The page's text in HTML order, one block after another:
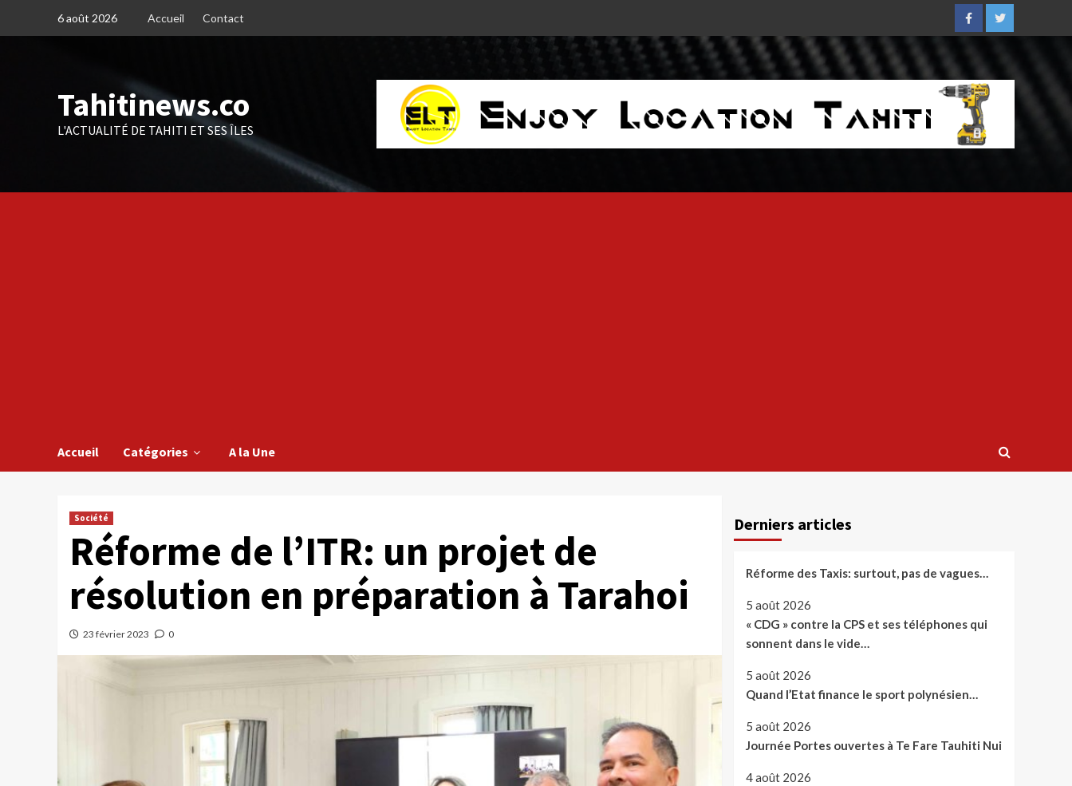
6 août 2026 Accueil Contact
FacebookTwitter
Tahitinews.co
L'ACTUALITÉ DE TAHITI ET SES ÎLES
Accueil Catégories A la Une
Société
Réforme de l’ITR: un projet de
résolution en préparation à Tarahoi
23 février 2023 0
Derniers articles
Réforme des Taxis: surtout, pas de vagues…
5 août 2026
« CDG » contre la CPS et ses téléphones qui
sonnent dans le vide…
5 août 2026
Quand l’Etat finance le sport polynésien…
5 août 2026
Journée Portes ouvertes à Te Fare Tauhiti Nui
4 août 2026